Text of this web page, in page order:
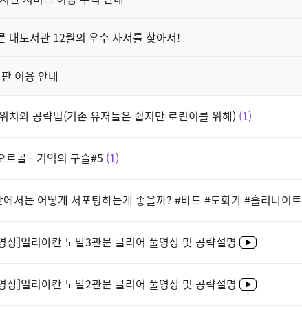
대도서관 12월의 우수 사서를 찾아서!
이용 안내
치와 공략법(기존 유저들은 쉽지만 로린이를 위해) 1
르골 - 기억의 구슬#5 1
에서는 어떻게 서포팅하는게 좋을까? #바드 #도화가 #홀리나이트
상]일리아칸 노말3관문 클리어 풀영상 및 공략설명
상]일리아칸 노말2관문 클리어 풀영상 및 공략설명